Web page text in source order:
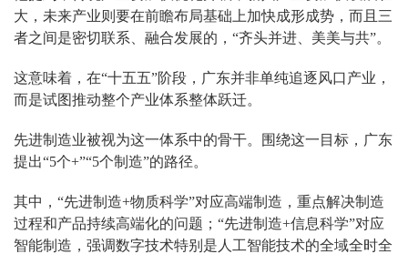
大，未来产业则要在前瞻布局基础上加快成形成势，而且三
者之间是密切联系、融合发展的，“齐头并进、美美与共”。
这意味着，在“十五五”阶段，广东并非单纯追逐风口产业，
而是试图推动整个产业体系整体跃迁。
先进制造业被视为这一体系中的骨干。围绕这一目标，广东
提出“5个+”“5个制造”的路径。
其中，“先进制造+物质科学”对应高端制造，重点解决制造
过程和产品持续高端化的问题；“先进制造+信息科学”对应
智能制造，强调数字技术特别是人工智能技术的全域全时全